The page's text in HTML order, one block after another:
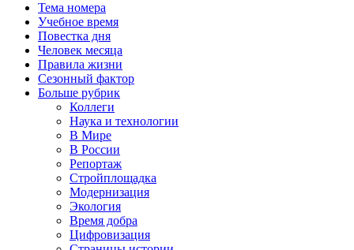
Тема номера
Учебное время
Повестка дня
Человек месяца
Правила жизни
Сезонный фактор
Больше рубрик
Коллеги
Наука и технологии
В Мире
В России
Репортаж
Стройплощадка
Модернизация
Экология
Время добра
Цифровизация